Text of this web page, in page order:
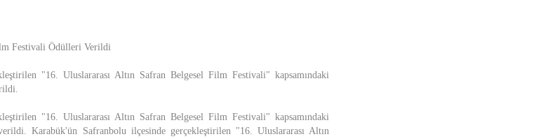
Festivali Ödülleri Verildi
"16. Uluslararası Altın Safran Belgesel Film Festivali" kapsamındaki
"16. Uluslararası Altın Safran Belgesel Film Festivali" kapsamındaki
Karabük'ün Safranbolu ilçesinde gerçekleştirilen "16. Uluslararası Altın